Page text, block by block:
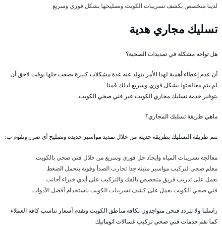
لدينا متخصص بكشف تسريبات الكويت وتصليحها بشكل فوري وسريع
تسليك مجاري هدية
هل تواجه مشكلة في تمديدات الصحية؟
أن عدم إعطاء أهمية لهذا الأمر يتولد عنه عدة مشكلات كبيرة يصعب حلها بوقت لاحق أن
لم يتم معالجتها بشكل فوري وسريع لذلك قمنا
بتوفير خدمة تسليك مجاري الكويت عبر فني صحي الكويت
ماهي طريقة تسليك المجاري؟
تتم طريقة التسليك بطريقة حديثة من خلال تمديد مواسير جديدة وتصليح أي ضرر ونقوم ب:
معالجة تسريبات المياه وايجاد حل فوري وسريع من خلال فني صحي بالكويت
معلم صحي لتركيب مواسير متينة جدا تحارب الصدأ وقوية بتحمل الضغط
نعمل على تدريب فريق متخصص بالفك والتركيب على أيدي خبراء أجانب
فني صحي الكويت يعمل على كشف تسريبات الكويت باستخدام أفضل الأدوات
راسلنا ولا تتردد فنحن متواجدون بكافة مناطق الكويت ونقدم أسعار تناسب كافة العملاء
كما نقم خدمات فني صحي تركيب غسالات اتوماتيك